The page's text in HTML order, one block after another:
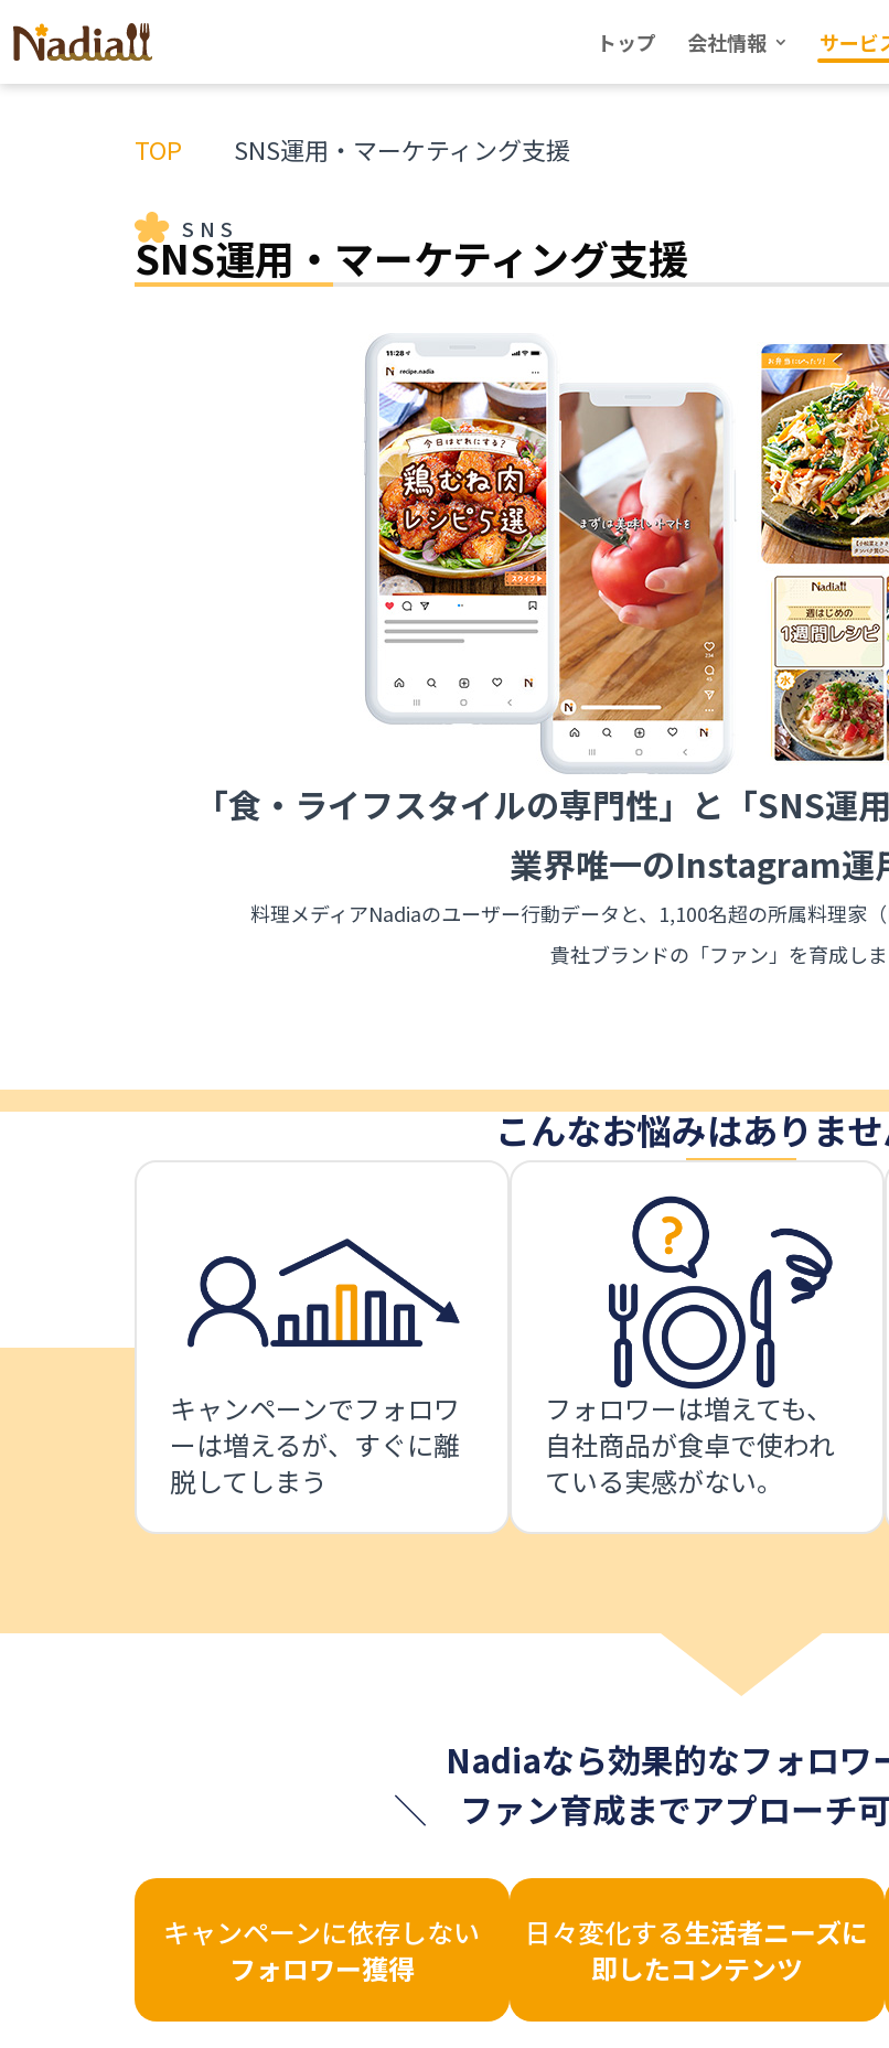
トップ 会社情報 サービ
TOP SNS運用・マーケティング支援
SNS
SNS運用・ マーケティング支援
「食・ライフスタイルの専門性」と 「SNS運
業界唯一のInstagram運
料理メディアNadiaのユーザー行動データと、 1,100名超の所属料理家
貴社ブランドの「ファン」を育成しま
こんなお悩みはありま
キャンペーンでフォロワ
ーは増えるが、すぐに離
脱してしまう
フォロワーは増えても、
自社商品が食卓で使われ
ている実感がない。
Nadiaなら効果的なフォロワ
＼ ファン育成までアプローチ
キャンペーンに依存しない
フォロワー獲得
日々変化する生活者ニーズに
即したコンテンツ